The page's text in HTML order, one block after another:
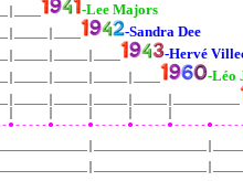
-Lee Majors
-Sandra Dee
-Hervé
-Léo
●-----●-----●-----●-----